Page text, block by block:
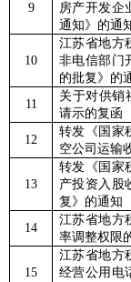
9
房产开发企
通知》的通
10
江苏省地方
非电信部门
的批复》的
11
关于对供销
请示的复函
12
转发《国家
空公司运输
13
转发《国家
产投资入股
复》的通知
14
江苏省地方
率调整权限
15
江苏省地方
经营公用电